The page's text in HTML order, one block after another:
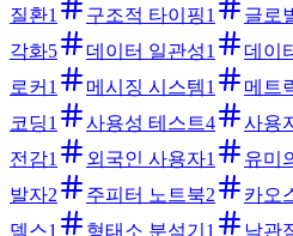
질환1 구조적 타이핑1 글로
각화5 데이터 일관성1 데이
로커 1 메시징 시스템1 메트
코딩1 사용성 테스트4 사용
전감1 외국인 사용자1 유미
발자2 주피터 노트북2 카오
덱스1 형태소 분석기 1 낙관